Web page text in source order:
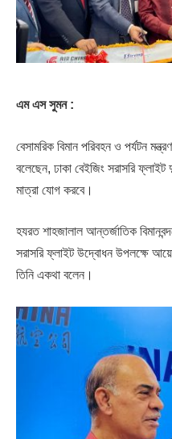
এম এস সুমন :
বেসামরিক বিমান পরিবহন ও পর্যটন
বলেছেন, ঢাকা বেইজিং সরাসরি
মাত্রা যোগ করবে।
হযরত শাহজালাল আন্তর্জাতিক
সরাসরি ফ্লাইট উদ্বোধন উপলক্ষে
তিনি একথা বলেন।